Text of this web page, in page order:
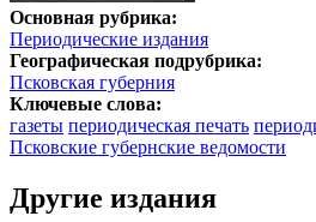
Основная рубрика:
Периодические издания
Географическая подрубрика:
Псковская губерния
Ключевые слова:
газеты периодическая печать
Псковские губернские ведомости
Другие издания